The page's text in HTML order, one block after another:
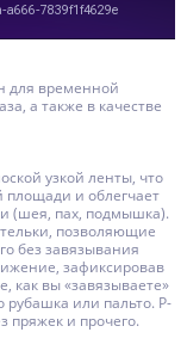
для временной
а также в качестве
узкой ленты, что
площади и облегчает
(шея, пах, подмышка).
позволяющие
без завязывания
зафиксировав
как вы «завязываете»
или пальто. Р-
пряжек и прочего.